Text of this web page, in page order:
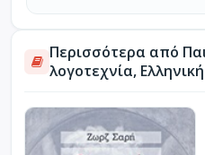
Περισσότερα από
λογοτεχνία, Ελληνική